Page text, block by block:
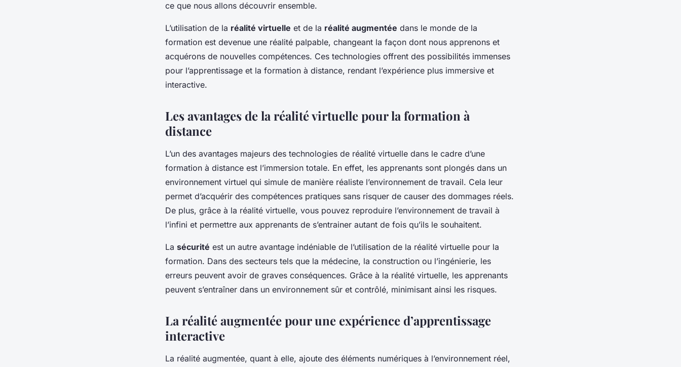
ce que nous allons découvrir ensemble.
L’utilisation de la réalité virtuelle et de la réalité augmentée dans le monde de la
formation est devenue une réalité palpable, changeant la façon dont nous apprenons et
acquérons de nouvelles compétences. Ces technologies offrent des possibilités immenses
pour l’apprentissage et la formation à distance, rendant l’expérience plus immersive et
interactive.
Les avantages de la réalité virtuelle pour la formation à
distance
L’un des avantages majeurs des technologies de réalité virtuelle dans le cadre d’une
formation à distance est l’immersion totale. En effet, les apprenants sont plongés dans un
environnement virtuel qui simule de manière réaliste l’environnement de travail. Cela leur
permet d’acquérir des compétences pratiques sans risquer de causer des dommages réels.
De plus, grâce à la réalité virtuelle, vous pouvez reproduire l’environnement de travail à
l’infini et permettre aux apprenants de s’entrainer autant de fois qu’ils le souhaitent.
La sécurité est un autre avantage indéniable de l’utilisation de la réalité virtuelle pour la
formation. Dans des secteurs tels que la médecine, la construction ou l’ingénierie, les
erreurs peuvent avoir de graves conséquences. Grâce à la réalité virtuelle, les apprenants
peuvent s’entraîner dans un environnement sûr et contrôlé, minimisant ainsi les risques.
La réalité augmentée pour une expérience d’apprentissage
interactive
La réalité augmentée, quant à elle, ajoute des éléments numériques à l’environnement réel,